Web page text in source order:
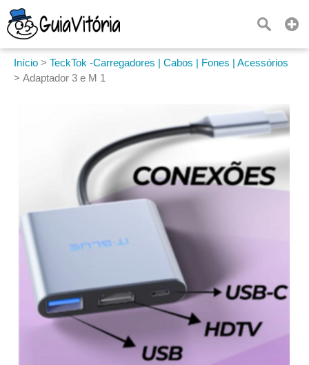
Início > TeckTok -Carregadores | Cabos | Fones | Acessórios
> Adaptador 3 e M 1